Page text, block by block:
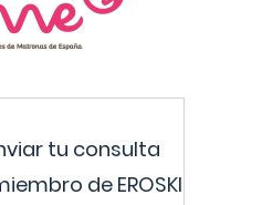
tu consulta
de EROSKI